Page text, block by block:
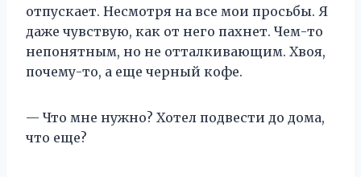
отпускает. Несмотря на все мои просьбы. Я
даже чувствую, как от него пахнет. Чем-то
непонятным, но не отталкивающим. Хвоя,
почему-то, а еще черный кофе.
— Что мне нужно? Хотел подвести до дома,
что еще?